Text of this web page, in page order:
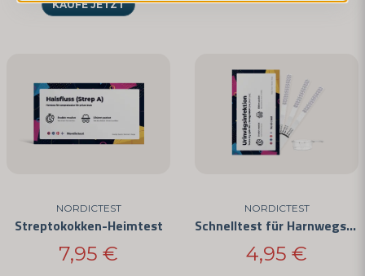
KAUFE JETZT
NORDICTEST
Streptokokken-Heimtest
7,95 €
NORDICTEST
Schnelltest für Harnwegsinfektionen
4,95 €